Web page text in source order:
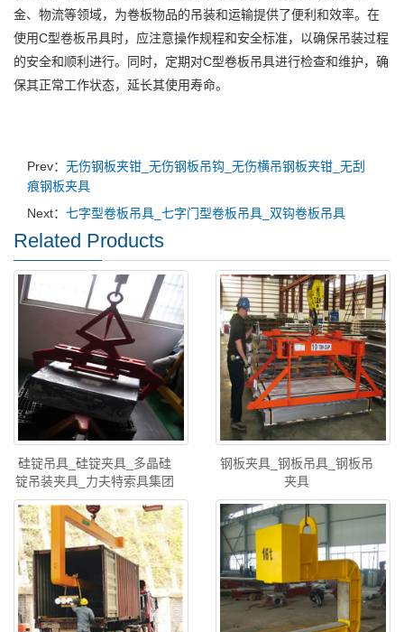
金、物流等领域，为卷板物品的吊装和运输提供了便利和效率。在
使用C型卷板吊具时，应注意操作规程和安全标准，以确保吊装过程
的安全和顺利进行。同时，定期对C型卷板吊具进行检查和维护，确
保其正常工作状态，延长其使用寿命。
Prev： 无伤钢板夹钳_无伤钢板吊钩_无伤横吊钢板夹钳_无刮
痕钢板夹具
Next： 七字型卷板吊具_七字门型卷板吊具_双钩卷板吊具
Related Products
硅锭吊具_硅锭夹具_多晶硅
锭吊装夹具_力夫特索具集团
钢板夹具_钢板吊具_钢板吊
夹具